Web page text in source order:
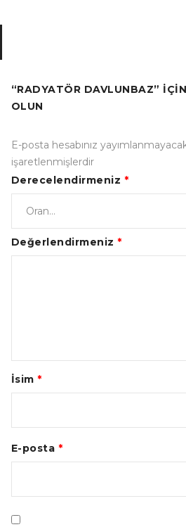
“RADYATÖR DAVLUNBAZ”
OLUN
E-posta hesabınız
işaretlenmişlerdir
Derecelendirmeniz *
Değerlendirmeniz *
İsim *
E-posta *